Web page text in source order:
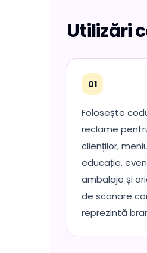
Utilizări
01
Folosește
reclame
clienților,
educație,
ambalaje și
de scanare
reprezintă